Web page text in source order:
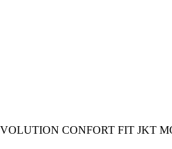
CONFORT FIT JKT